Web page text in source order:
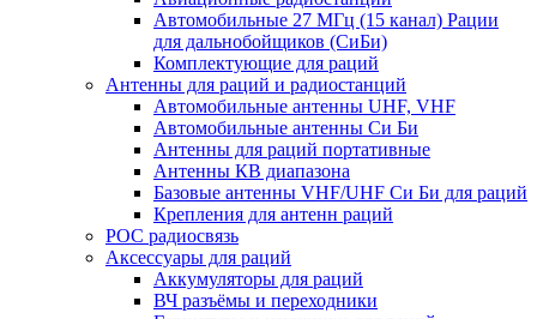
Автомобильные 27 МГц (15 канал) Рации
для дальнобойщиков (СиБи)
Комплектующие для раций
Антенны для раций и радиостанций
Автомобильные антенны UHF, VHF
Автомобильные антенны Си Би
Антенны для раций портативные
Антенны КВ диапазона
Базовые антенны VHF/UHF Си Би для раций
Крепления для антенн раций
POC радиосвязь
Аксессуары для раций
Аккумуляторы для раций
ВЧ разъёмы и переходники